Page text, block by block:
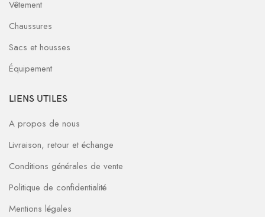
Vêtement
Chaussures
Sacs et housses
Équipement
LIENS UTILES
A propos de nous
Livraison, retour et échange
Conditions générales de vente
Politique de confidentialité
Mentions légales